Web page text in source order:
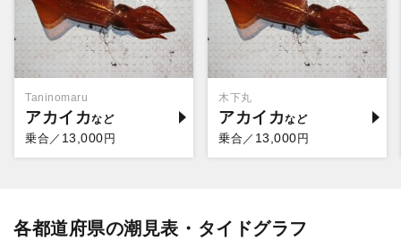
Taninomaru
アカイカ
乗合／ 13,000円
木下丸
アカイカ
乗合／ 13,000円
各都道府県の潮見表・タイドグラフ